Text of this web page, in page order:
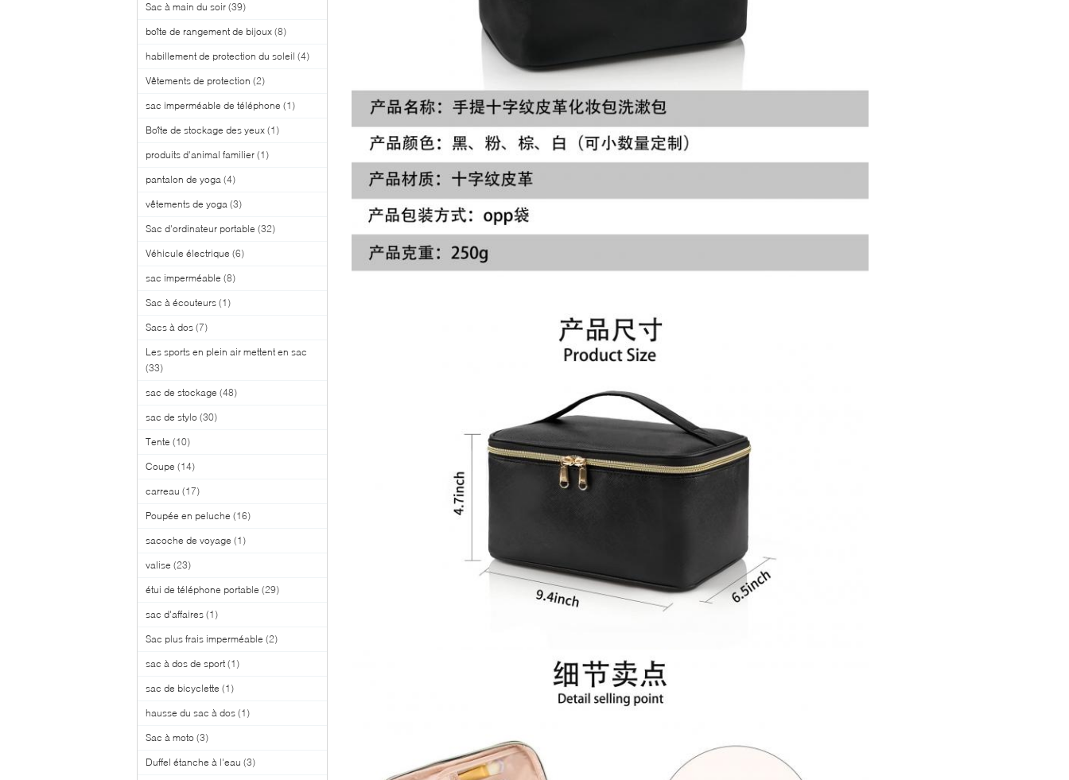
Sac à main du soir (39)
boîte de rangement de bijoux (8)
habillement de protection du soleil (4)
Vêtements de protection (2)
sac imperméable de téléphone (1)
Boîte de stockage des yeux (1)
produits d'animal familier (1)
pantalon de yoga (4)
vêtements de yoga (3)
Sac d'ordinateur portable (32)
Véhicule électrique (6)
sac imperméable (8)
Sac à écouteurs (1)
Sacs à dos (7)
Les sports en plein air mettent en sac
(33)
sac de stockage (48)
sac de stylo (30)
Tente (10)
Coupe (14)
carreau (17)
Poupée en peluche (16)
sacoche de voyage (1)
valise (23)
étui de téléphone portable (29)
sac d'affaires (1)
Sac plus frais imperméable (2)
sac à dos de sport (1)
sac de bicyclette (1)
hausse du sac à dos (1)
Sac à moto (3)
Duffel étanche à l'eau (3)